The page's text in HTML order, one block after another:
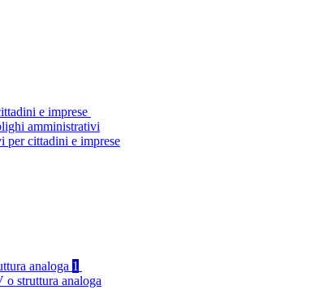
e imprese
amministrativi
per cittadini e imprese
analoga 1
struttura analoga